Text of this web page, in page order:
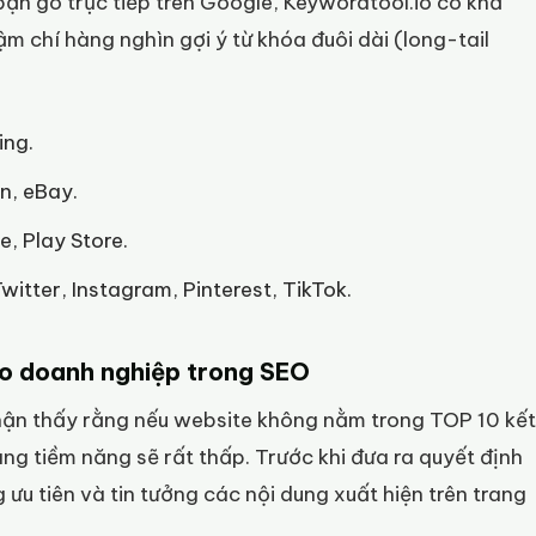
chí hàng nghìn gợi ý từ khóa đuôi dài (long-tail
eBay.
Play Store.
Instagram, Pinterest, TikTok.
doanh nghiệp trong SEO
thấy rằng nếu website không nằm trong TOP 10 kết
tiềm năng sẽ rất thấp. Trước khi đưa ra quyết định
tiên và tin tưởng các nội dung xuất hiện trên trang